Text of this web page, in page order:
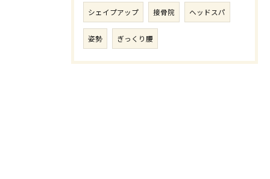
シェイプアップ 接骨院 ヘッドスパ
姿勢 ぎっくり腰